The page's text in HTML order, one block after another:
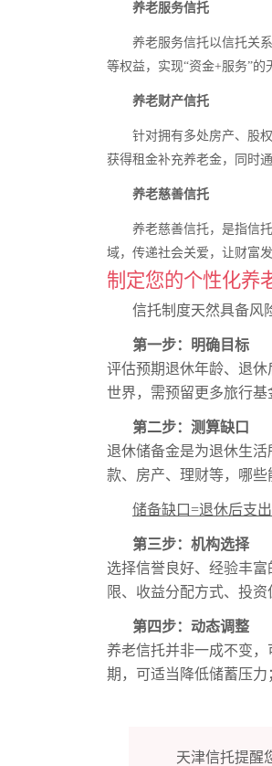
养老服务信托
养老服务信托以信托关
等权益，实现“资金+服务”的
养老财产信托
针对拥有多处房产、股
获得租金补充养老金，同时
养老慈善信托
养老慈善信托，是指信
域，传递社会关爱， 让财富
制定您的个性化养
信托制度天然具备风
第一步：明确目标
评估预期退休年龄、退
世界，需预留更多旅行基
第二步：测算缺口
退休储备金是为退休生
款、房产、理财等，哪
储备缺口=退休后支
第三步：机构选择
选择信誉良好、经验丰
限、收益分配方式、投资
第四步：动态调整
养老信托并非一成不变
期，可适当降低储蓄压力
天津信托提醒